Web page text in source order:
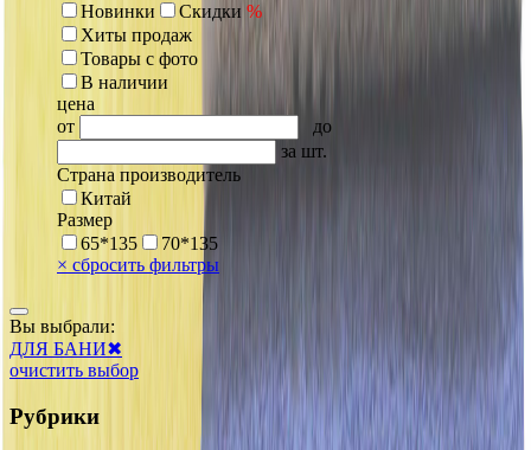
Новинки
Скидки %
Хиты продаж
Товары с фото
В наличии
цена
от
до
за шт.
Страна производитель
Китай
Размер
65*135
70*135
× сбросить фильтры
Вы выбрали:
ДЛЯ БАНИ✖
очистить выбор
Рубрики